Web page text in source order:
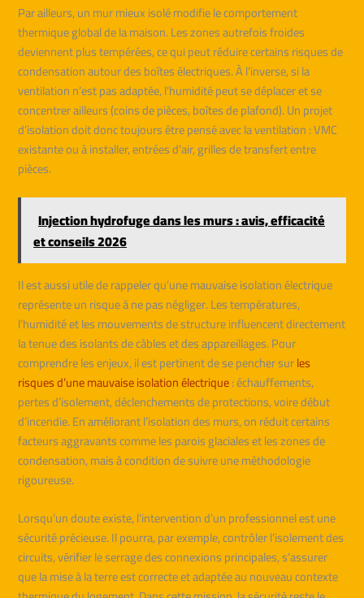
Par ailleurs, un mur mieux isolé modifie le comportement
thermique global de la maison. Les zones autrefois froides
deviennent plus tempérées, ce qui peut réduire certains risques de
condensation autour des boîtes électriques. À l’inverse, si la
ventilation n’est pas adaptée, l’humidité peut se déplacer et se
concentrer ailleurs (coins de pièces, boîtes de plafond). Un projet
d’isolation doit donc toujours être pensé avec la ventilation : VMC
existante ou à installer, entrées d’air, grilles de transfert entre
pièces.
Injection hydrofuge dans les murs : avis, efficacité
et conseils 2026
Il est aussi utile de rappeler qu’une mauvaise isolation électrique
représente un risque à ne pas négliger. Les températures,
l’humidité et les mouvements de structure influencent directement
la tenue des isolants de câbles et des appareillages. Pour
comprendre les enjeux, il est pertinent de se pencher surles
risques d’une mauvaise isolation électrique: échauffements,
pertes d’isolement, déclenchements de protections, voire début
d’incendie. En améliorant l’isolation des murs, on réduit certains
facteurs aggravants comme les parois glaciales et les zones de
condensation, mais à condition de suivre une méthodologie
rigoureuse.
Lorsqu’un doute existe, l’intervention d’un professionnel est une
sécurité précieuse. Il pourra, par exemple, contrôler l’isolement des
circuits, vérifier le serrage des connexions principales, s’assurer
que la mise à la terre est correcte et adaptée au nouveau contexte